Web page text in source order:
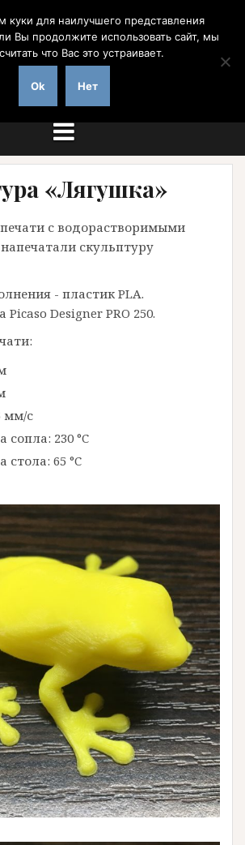
с доставкой по России
«Лягушка»
с водорастворимыми
скульптуру
- пластик PLA.
Picaso Designer PRO 250.
мм/с
сопла: 230 °C
стола: 65 °C
куки для наилучшего представления
Вы продолжите использовать сайт, мы
что Вас это устраивает.
Ok Нет